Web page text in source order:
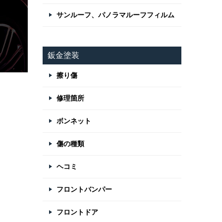
サンルーフ、パノラマルーフフィルム
鈑金塗装
擦り傷
修理箇所
ボンネット
傷の種類
ヘコミ
フロントバンパー
フロントドア